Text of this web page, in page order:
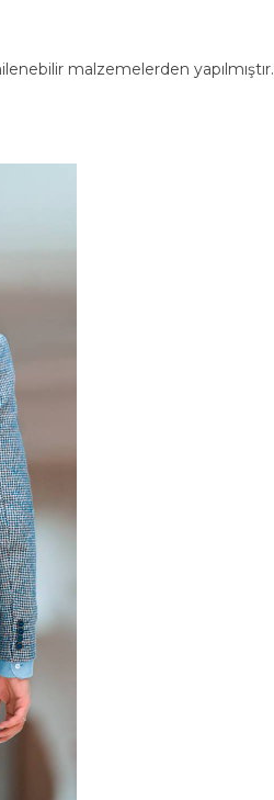
malzemelerden yapılmıştır.